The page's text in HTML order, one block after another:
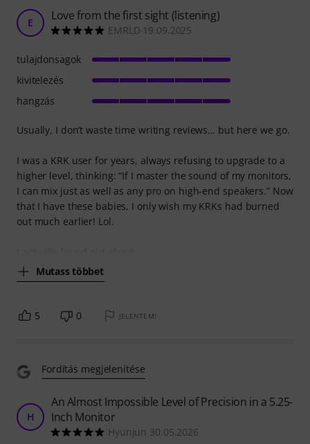
E Love from the first sight (listening)
EMRLD 19.09.2025
Usually, I don’t waste time writing reviews… but here we go.
I was a KRK user for years, always refusing to upgrade to a
higher level, thinking: “If I master the sound of my monitors,
I can mix just as well as any pro on high-end speakers.” Now
that I have these babies, I only wish my KRKs had burned
out much earlier! Lol.
Mutass többet
tulajdonsagok
kivitelezés
hangzás
5 0 JELENTEM!
Fordítás megjelenítése
H
An Almost Impossible Level of Precision in a 5.25-
Inch Monitor
Hyunjun 30.05.2026